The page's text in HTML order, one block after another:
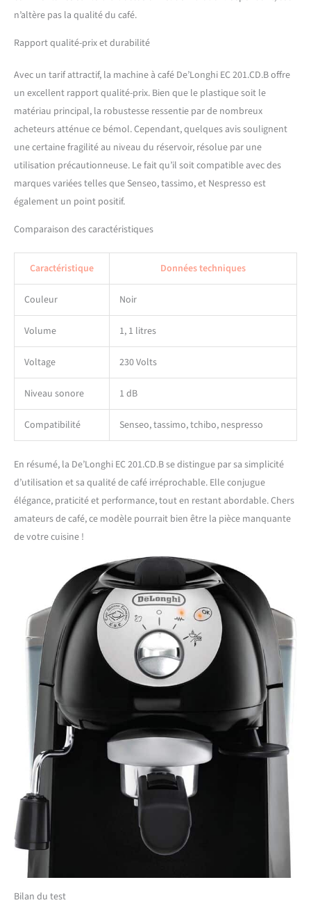
n’altère pas la qualité du café.
Rapport qualité-prix et durabilité
Avec un tarif attractif, la machine à café De’Longhi EC 201.CD.B offre
un excellent rapport qualité-prix. Bien que le plastique soit le
matériau principal, la robustesse ressentie par de nombreux
acheteurs atténue ce bémol. Cependant, quelques avis soulignent
une certaine fragilité au niveau du réservoir, résolue par une
utilisation précautionneuse. Le fait qu’il soit compatible avec des
marques variées telles que Senseo, tassimo, et Nespresso est
également un point positif.
Comparaison des caractéristiques
Caractéristique Données techniques
Couleur Noir
Volume 1, 1 litres
Voltage 230 Volts
Niveau sonore 1 dB
Compatibilité Senseo, tassimo, tchibo, nespresso
En résumé, la De’Longhi EC 201.CD.B se distingue par sa simplicité
d’utilisation et sa qualité de café irréprochable. Elle conjugue
élégance, praticité et performance, tout en restant abordable. Chers
amateurs de café, ce modèle pourrait bien être la pièce manquante
de votre cuisine !
Bilan du test